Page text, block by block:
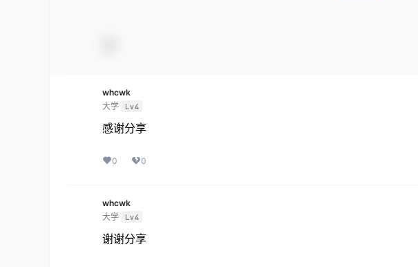
whcwk
大学 Lv4
感谢分享
0 0
whcwk
大学 Lv4
谢谢分享